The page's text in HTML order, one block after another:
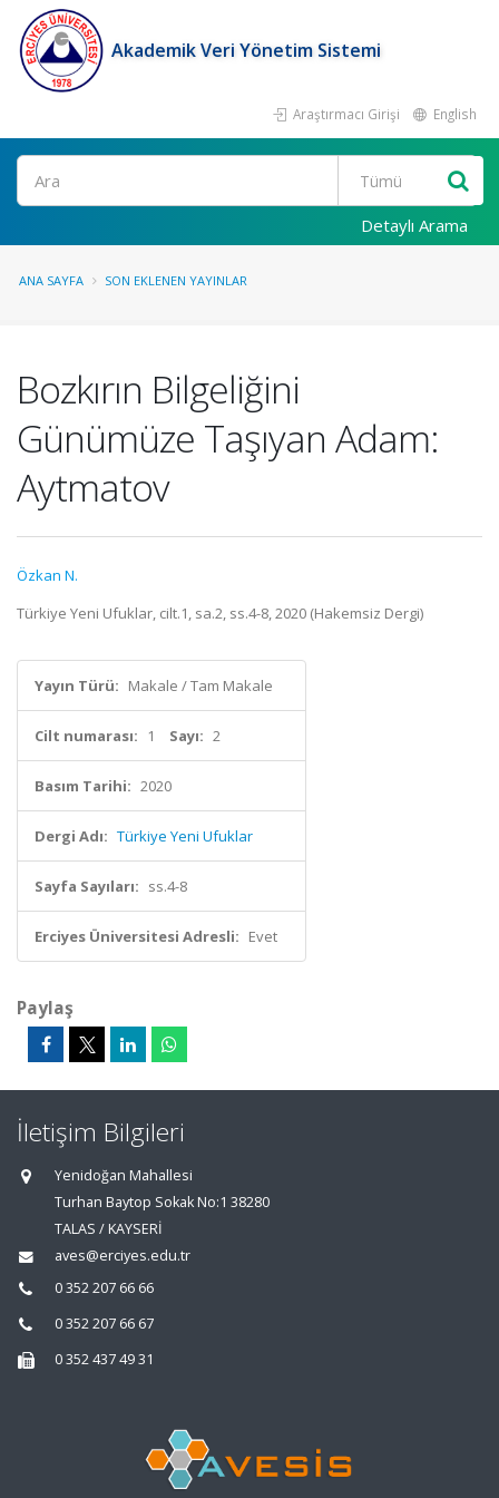
Akademik Veri Yönetim Sistemi
Araştırmacı Girişi English
Ara
Detaylı Arama
ANA SAYFA SON EKLENEN YAYINLAR
Bozkırın Bilgeliğini
Günümüze Taşıyan Adam:
Aytmatov
Özkan N.
Türkiye Yeni Ufuklar, cilt.1, sa.2, ss.4-8, 2020 (Hakemsiz Dergi)
Yayın Türü: Makale / Tam Makale
Cilt numarası: 1 Sayı: 2
Basım Tarihi: 2020
Dergi Adı: Türkiye Yeni Ufuklar
Sayfa Sayıları: ss.4-8
Erciyes Üniversitesi Adresli: Evet
Paylaş
İletişim Bilgileri
Yenidoğan Mahallesi
Turhan Baytop Sokak No:1 38280
TALAS / KAYSERİ
aves@erciyes.edu.tr
0 352 207 66 66
0 352 207 66 67
0 352 437 49 31